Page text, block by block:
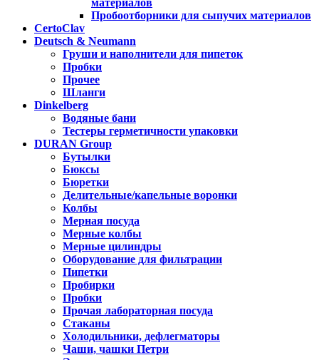
материалов
Пробоотборники для сыпучих материалов
CertoClav
Deutsch & Neumann
Груши и наполнители для пипеток
Пробки
Прочее
Шланги
Dinkelberg
Водяные бани
Тестеры герметичности упаковки
DURAN Group
Бутылки
Бюксы
Бюретки
Делительные/капельные воронки
Колбы
Мерная посуда
Мерные колбы
Мерные цилиндры
Оборудование для фильтрации
Пипетки
Пробирки
Пробки
Прочая лабораторная посуда
Стаканы
Холодильники, дефлегматоры
Чаши, чашки Петри